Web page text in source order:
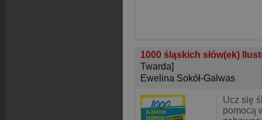
1000 śląskich słów(ek)
Twarda]
Ewelina Sokół-Galwas
Ucz się
pomocą